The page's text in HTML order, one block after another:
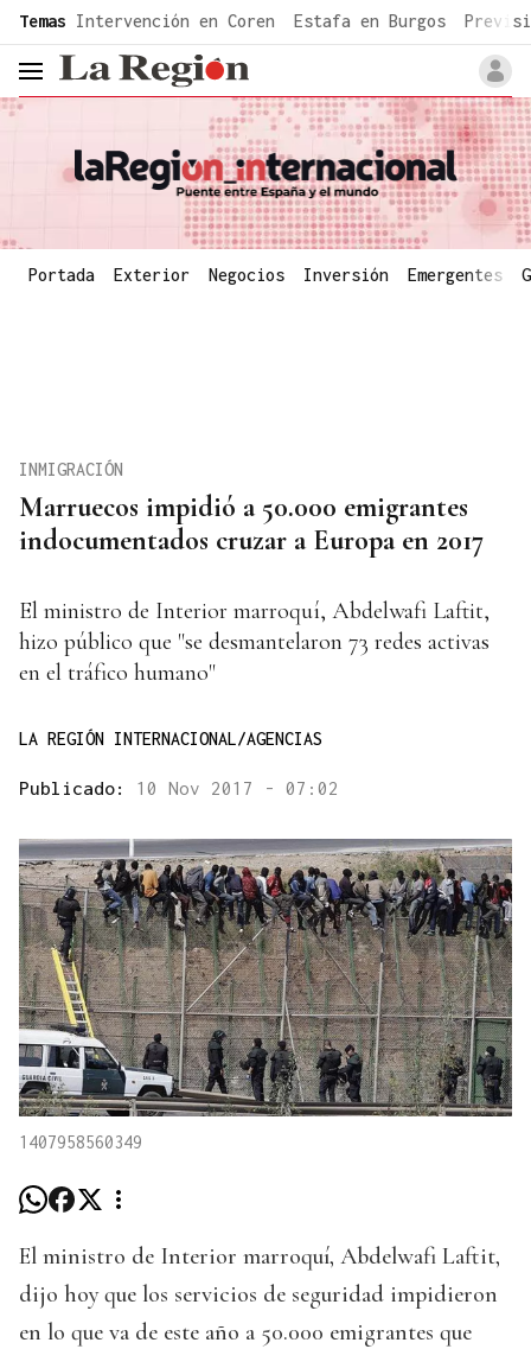
common.go-to-content
Temas Intervención en Coren Estafa en Burgos
header.menu.open
Portada Exterior Negocios Inversión Emergentes
Marruecos impidió a 50.000 emigrantes
indocumentados cruzar a Europa en 2017
INMIGRACIÓN
El ministro de Interior marroquí, Abdelwafi Laftit,
hizo público que "se desmantelaron 73 redes activas
en el tráfico humano"
LA REGIÓN INTERNACIONAL/AGENCIAS
Publicado: 10 Nov 2017 - 07:02
1407958560349
El ministro de Interior marroquí, Abdelwafi Laftit,
dijo hoy que los servicios de seguridad impidieron
en lo que va de este año a 50.000 emigrantes que